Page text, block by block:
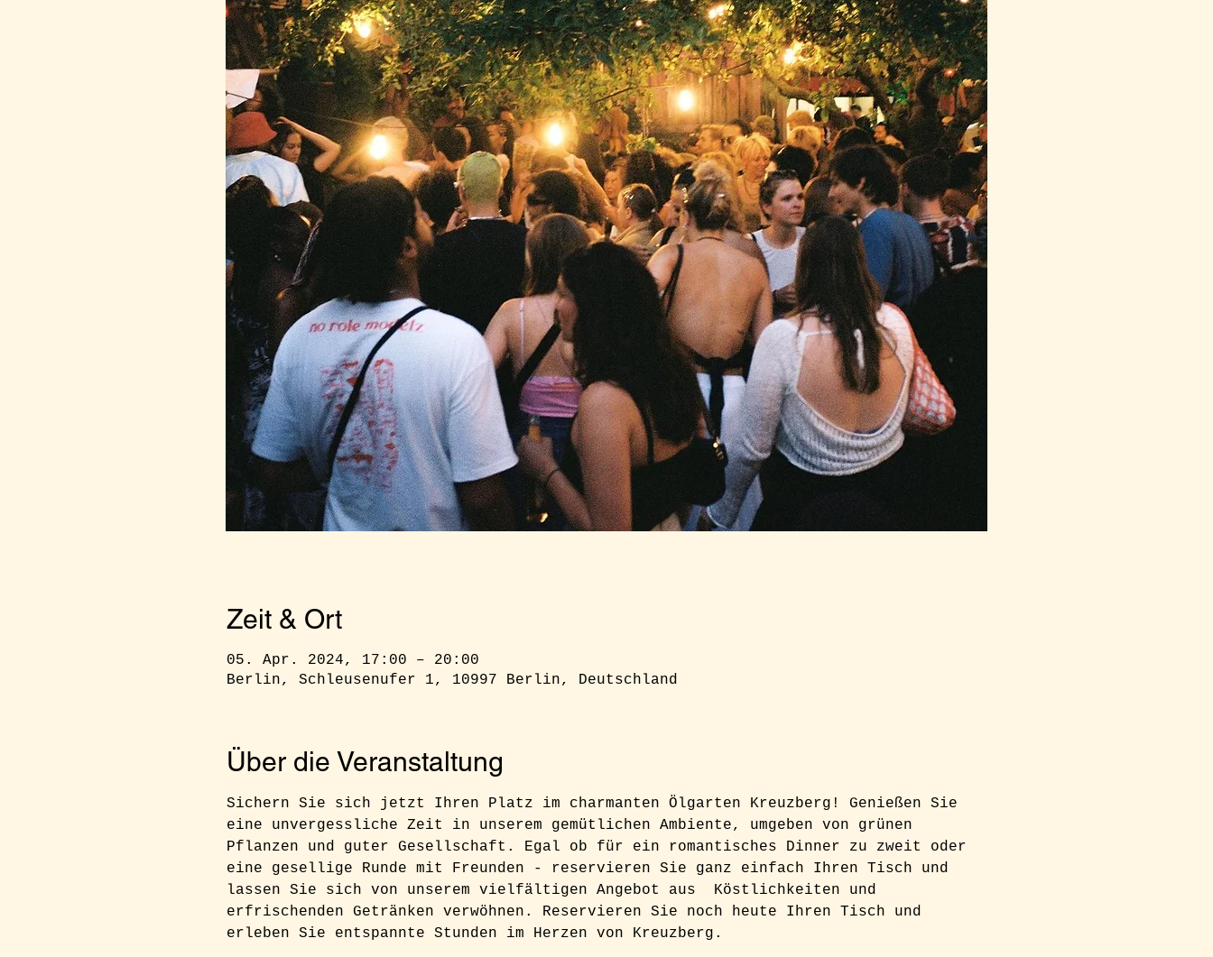
Zeit & Ort
05. Apr. 2024, 17:00 – 20:00
Berlin, Schleusenufer 1, 10997 Berlin, Deutschland
Über die Veranstaltung
Sichern Sie sich jetzt Ihren Platz im charmanten Ölgarten Kreuzberg! Genießen Sie
eine unvergessliche Zeit in unserem gemütlichen Ambiente, umgeben von grünen
Pflanzen und guter Gesellschaft. Egal ob für ein romantisches Dinner zu zweit oder
eine gesellige Runde mit Freunden - reservieren Sie ganz einfach Ihren Tisch und
lassen Sie sich von unserem vielfältigen Angebot aus  Köstlichkeiten und
erfrischenden Getränken verwöhnen. Reservieren Sie noch heute Ihren Tisch und
erleben Sie entspannte Stunden im Herzen von Kreuzberg.